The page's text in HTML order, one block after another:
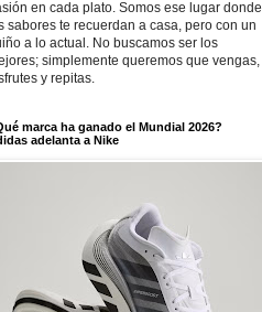
en cada plato. Somos ese lugar donde
sabores te recuerdan a casa, pero con un
a lo actual. No buscamos ser los
simplemente queremos que vengas,
y repitas.
marca ha ganado el Mundial 2026?
adelanta a Nike